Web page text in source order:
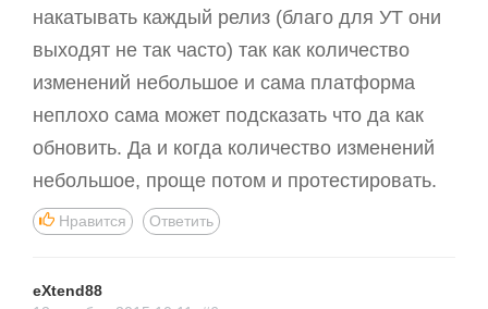
накатывать каждый релиз (благо для УТ они
выходят не так часто) так как количество
изменений небольшое и сама платформа
неплохо сама может подсказать что да как
обновить. Да и когда количество изменений
небольшое, проще потом и протестировать.
Нравится Ответить
eXtend88